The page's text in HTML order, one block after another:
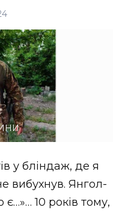
у бліндаж, де я
вибухнув. Янгол-
10 років тому,